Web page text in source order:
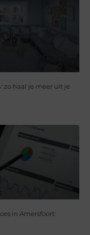
zo haal je meer uit je
in Amersfoort: